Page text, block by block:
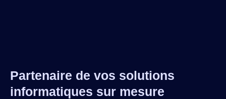
Partenaire de vos solutions
informatiques sur mesure